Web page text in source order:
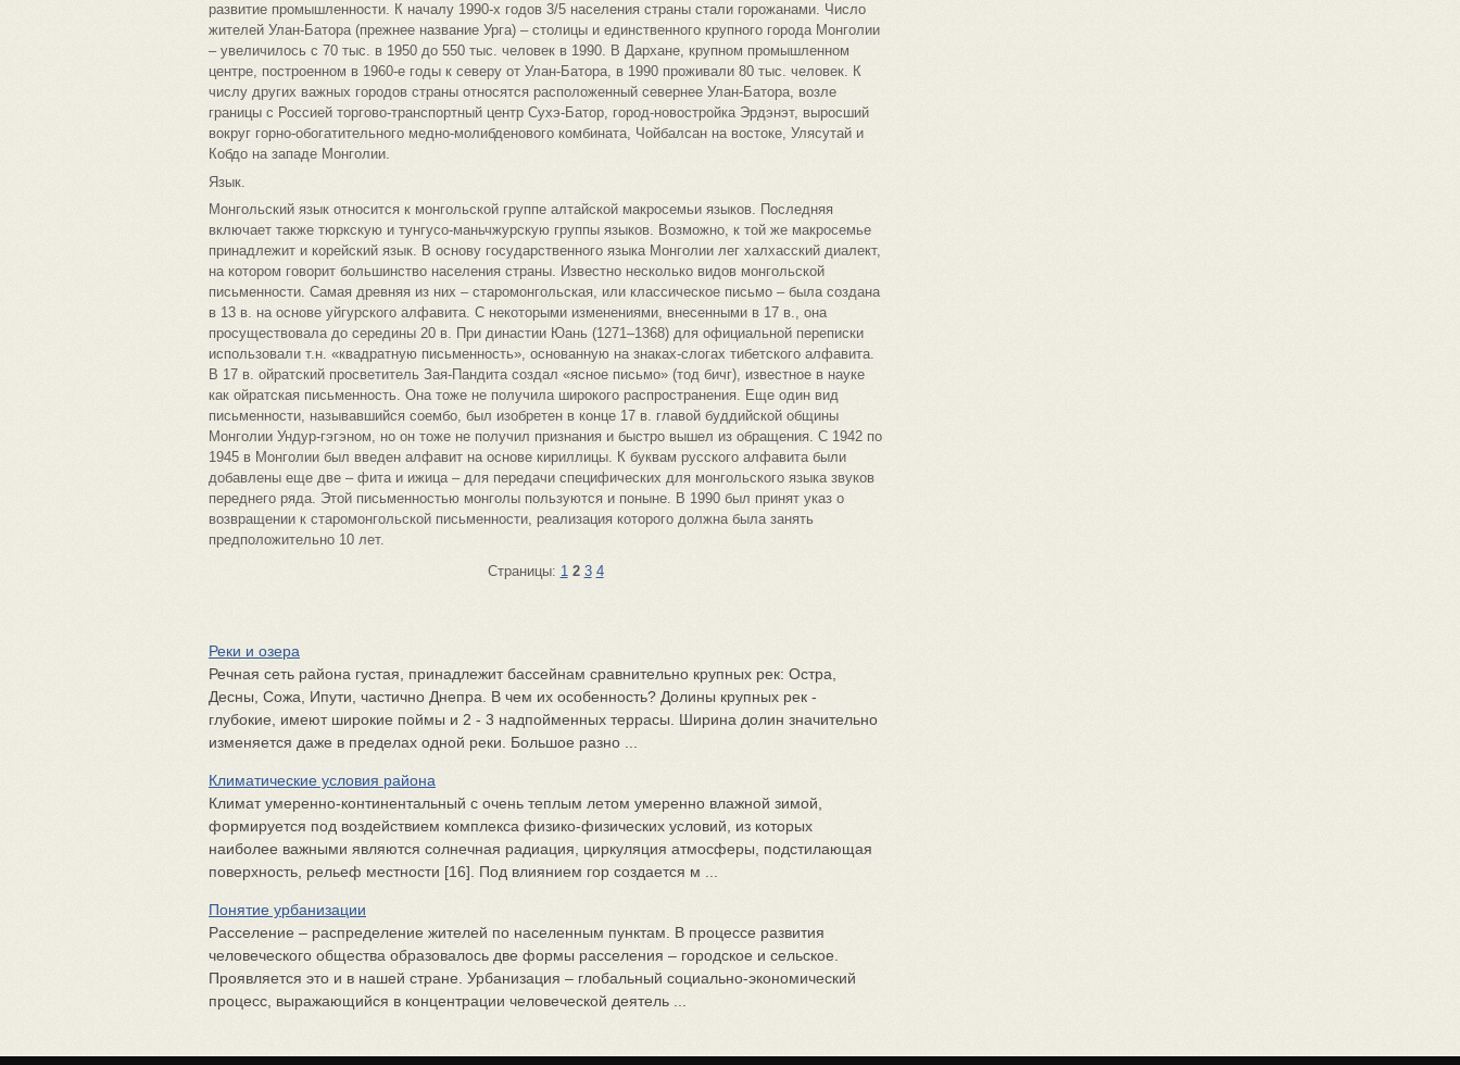
развитие промышленности. К началу 1990-х годов 3/5 населения страны стали горожанами. Число
жителей Улан-Батора (прежнее название Урга) – столицы и единственного крупного города Монголии
– увеличилось с 70 тыс. в 1950 до 550 тыс. человек в 1990. В Дархане, крупном промышленном
центре, построенном в 1960-е годы к северу от Улан-Батора, в 1990 проживали 80 тыс. человек. К
числу других важных городов страны относятся расположенный севернее Улан-Батора, возле
границы с Россией торгово-транспортный центр Сухэ-Батор, город-новостройка Эрдэнэт, выросший
вокруг горно-обогатительного медно-молибденового комбината, Чойбалсан на востоке, Улясутай и
Кобдо на западе Монголии.
Язык.
Монгольский язык относится к монгольской группе алтайской макросемьи языков. Последняя
включает также тюркскую и тунгусо-маньчжурскую группы языков. Возможно, к той же макросемье
принадлежит и корейский язык. В основу государственного языка Монголии лег халхасский диалект,
на котором говорит большинство населения страны. Известно несколько видов монгольской
письменности. Самая древняя из них – старомонгольская, или классическое письмо – была создана
в 13 в. на основе уйгурского алфавита. С некоторыми изменениями, внесенными в 17 в., она
просуществовала до середины 20 в. При династии Юань (1271–1368) для официальной переписки
использовали т.н. «квадратную письменность», основанную на знаках-слогах тибетского алфавита.
В 17 в. ойратский просветитель Зая-Пандита создал «ясное письмо» (тод бичг), известное в науке
как ойратская письменность. Она тоже не получила широкого распространения. Еще один вид
письменности, называвшийся соембо, был изобретен в конце 17 в. главой буддийской общины
Монголии Ундур-гэгэном, но он тоже не получил признания и быстро вышел из обращения. С 1942 по
1945 в Монголии был введен алфавит на основе кириллицы. К буквам русского алфавита были
добавлены еще две – фита и ижица – для передачи специфических для монгольского языка звуков
переднего ряда. Этой письменностью монголы пользуются и поныне. В 1990 был принят указ о
возвращении к старомонгольской письменности, реализация которого должна была занять
предположительно 10 лет.
Страницы: 1 2 3 4
Реки и озера
Речная сеть района густая, принадлежит бассейнам сравнительно крупных рек: Остра,
Десны, Сожа, Ипути, частично Днепра. В чем их особенность? Долины крупных рек -
глубокие, имеют широкие поймы и 2 - 3 надпойменных террасы. Ширина долин значительно
изменяется даже в пределах одной реки. Большое разно ...
Климатические условия района
Климат умеренно-континентальный с очень теплым летом умеренно влажной зимой,
формируется под воздействием комплекса физико-физических условий, из которых
наиболее важными являются солнечная радиация, циркуляция атмосферы, подстилающая
поверхность, рельеф местности [16]. Под влиянием гор создается м ...
Понятие урбанизации
Расселение – распределение жителей по населенным пунктам. В процессе развития
человеческого общества образовалось две формы расселения – городское и сельское.
Проявляется это и в нашей стране. Урбанизация – глобальный социально-экономический
процесс, выражающийся в концентрации человеческой деятель ...